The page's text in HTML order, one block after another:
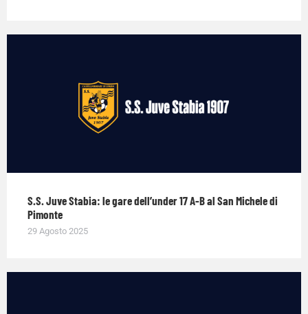
S.S. Juve Stabia: le gare dell’under 17 A-B al San Michele di
Pimonte
29 Agosto 2025